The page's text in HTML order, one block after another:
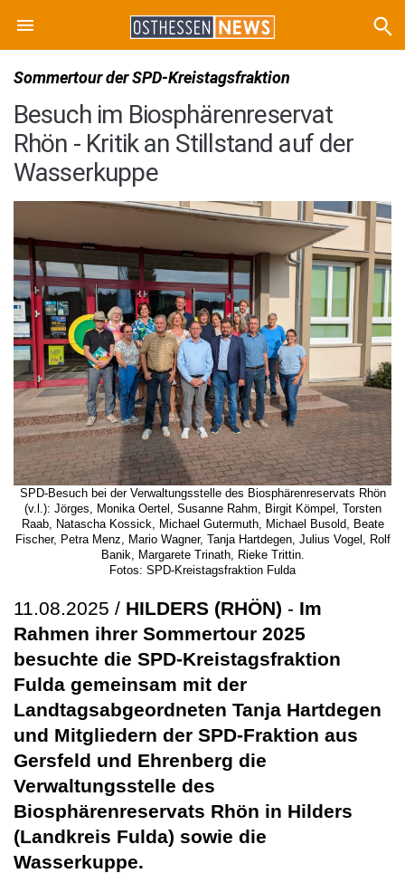
Sommertour der SPD-Kreistagsfraktion
Besuch im Biosphärenreservat
Rhön - Kritik an Stillstand auf der
Wasserkuppe
SPD-Besuch bei der Verwaltungsstelle des Biosphärenreservats Rhön
(v.l.): Jörges, Monika Oertel, Susanne Rahm, Birgit Kömpel, Torsten
Raab, Natascha Kossick, Michael Gutermuth, Michael Busold, Beate
Fischer, Petra Menz, Mario Wagner, Tanja Hartdegen, Julius Vogel, Rolf
Banik, Margarete Trinath, Rieke Trittin.
Fotos: SPD-Kreistagsfraktion Fulda
11.08.2025 / HILDERS (RHÖN) - Im
Rahmen ihrer Sommertour 2025
besuchte die SPD-Kreistagsfraktion
Fulda gemeinsam mit der
Landtagsabgeordneten Tanja Hartdegen
und Mitgliedern der SPD-Fraktion aus
Gersfeld und Ehrenberg die
Verwaltungsstelle des
Biosphärenreservats Rhön in Hilders
(Landkreis Fulda) sowie die
Wasserkuppe.